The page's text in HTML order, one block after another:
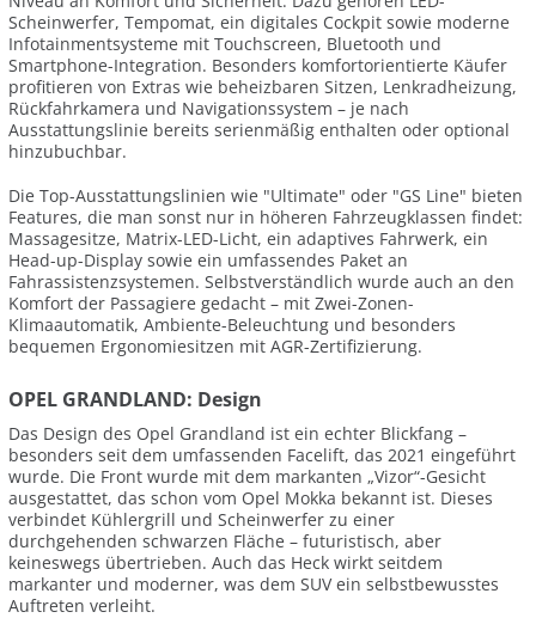
Scheinwerfer, Tempomat, ein digitales Cockpit sowie moderne
Infotainmentsysteme mit Touchscreen, Bluetooth und
Smartphone-Integration. Besonders komfortorientierte Käufer
profitieren von Extras wie beheizbaren Sitzen, Lenkradheizung,
Rückfahrkamera und Navigationssystem – je nach
Ausstattungslinie bereits serienmäßig enthalten oder optional
hinzubuchbar.
Die Top-Ausstattungslinien wie "Ultimate" oder "GS Line" bieten
Features, die man sonst nur in höheren Fahrzeugklassen findet:
Massagesitze, Matrix-LED-Licht, ein adaptives Fahrwerk, ein
Head-up-Display sowie ein umfassendes Paket an
Fahrassistenzsystemen. Selbstverständlich wurde auch an den
Komfort der Passagiere gedacht – mit Zwei-Zonen-
Klimaautomatik, Ambiente-Beleuchtung und besonders
bequemen Ergonomiesitzen mit AGR-Zertifizierung.
OPEL GRANDLAND: Design
Das Design des Opel Grandland ist ein echter Blickfang –
besonders seit dem umfassenden Facelift, das 2021 eingeführt
wurde. Die Front wurde mit dem markanten „Vizor“-Gesicht
ausgestattet, das schon vom Opel Mokka bekannt ist. Dieses
verbindet Kühlergrill und Scheinwerfer zu einer
durchgehenden schwarzen Fläche – futuristisch, aber
keineswegs übertrieben. Auch das Heck wirkt seitdem
markanter und moderner, was dem SUV ein selbstbewusstes
Auftreten verleiht.